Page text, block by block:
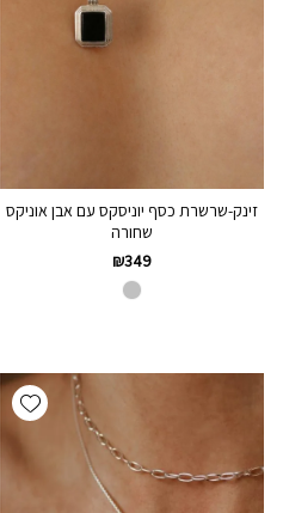
זינק-שרשרת כסף יוניסקס עם אבן אוניקס
שחורה
₪349